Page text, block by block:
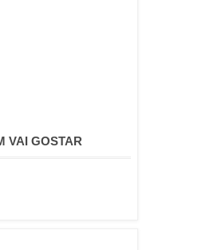
VAI GOSTAR